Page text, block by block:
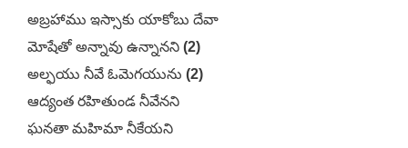
అబ్రహాము ఇస్సాకు యాకోబు దేవా
మోషేతో అన్నావు ఉన్నానని (2)
అల్ఫయు నీవే ఓమెగయును (2)
ఆద్యంత రహితుండ నీవేనని
ఘనతా మహిమా నీకేయని